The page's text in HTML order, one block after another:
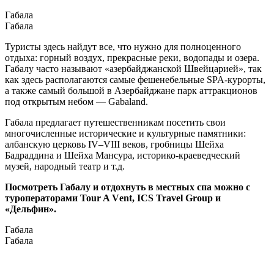
Габала
Габала
Туристы здесь найдут все, что нужно для полноценного
отдыха: горный воздух, прекрасные реки, водопады и озера.
Габалу часто называют «азербайджанской Швейцарией», так
как здесь располагаются самые фешенебельные SPA-курорты,
а также самый большой в Азербайджане парк аттракционов
под открытым небом — Gabaland.
Габала предлагает путешественникам посетить свои
многочисленные исторические и культурные памятники:
албанскую церковь IV–VIII веков, гробницы Шейха
Бадраддина и Шейха Мансура, историко-краеведческий
музей, народный театр и т.д.
Посмотреть Габалу и отдохнуть в местных спа можно с
туроператорами Tour A Vеnt, ICS Travel Group и
«Дельфин».
Габала
Габала